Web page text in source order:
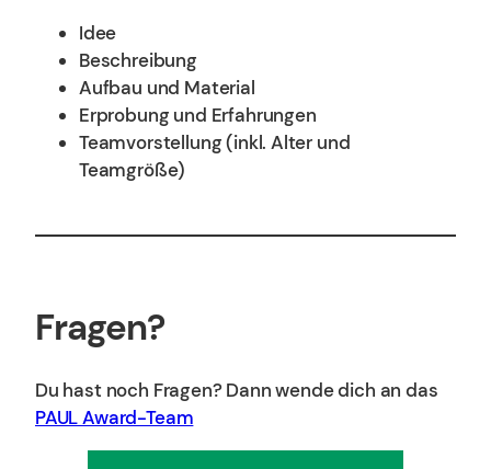
Idee
Beschreibung
Aufbau und Material
Erprobung und Erfahrungen
Teamvorstellung (inkl. Alter und
Teamgröße)
Fragen?
Du hast noch Fragen? Dann wende dich an das
PAUL Award-Team